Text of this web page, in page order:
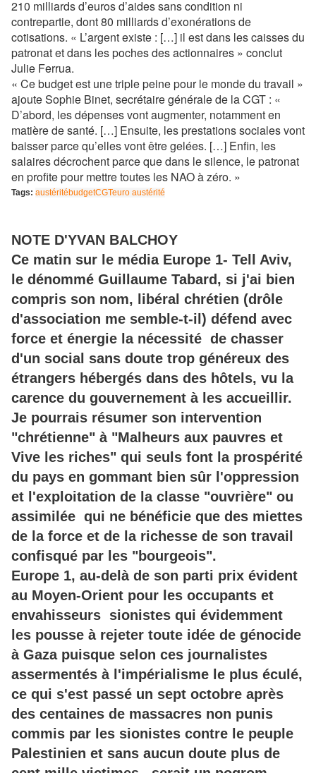
210 milliards d’euros d’aides sans condition ni
contrepartie, dont 80 milliards d’exonérations de
cotisations. « L’argent existe : […] il est dans les caisses du
patronat et dans les poches des actionnaires » conclut
Julie Ferrua.
« Ce budget est une triple peine pour le monde du travail »
ajoute Sophie Binet, secrétaire générale de la CGT : «
D’abord, les dépenses vont augmenter, notamment en
matière de santé. […] Ensuite, les prestations sociales vont
baisser parce qu’elles vont être gelées. […] Enfin, les
salaires décrochent parce que dans le silence, le patronat
en profite pour mettre toutes les NAO à zéro. »
Tags: austéritébudgetCGTeuro austérité
NOTE D'YVAN BALCHOY
Ce matin sur le média Europe 1- Tell Aviv,
le dénommé Guillaume Tabard, si j'ai bien
compris son nom, libéral chrétien (drôle
d'association me semble-t-il) défend avec
force et énergie la nécessité de chasser
d'un social sans doute trop généreux des
étrangers hébergés dans des hôtels, vu la
carence du gouvernement à les accueillir.
Je pourrais résumer son intervention
"chrétienne" à "Malheurs aux pauvres et
Vive les riches" qui seuls font la prospérité
du pays en gommant bien sûr l'oppression
et l'exploitation de la classe "ouvrière" ou
assimilée qui ne bénéficie que des miettes
de la force et de la richesse de son travail
confisqué par les "bourgeois".
Europe 1, au-delà de son parti prix évident
au Moyen-Orient pour les occupants et
envahisseurs sionistes qui évidemment
les pousse à rejeter toute idée de génocide
à Gaza puisque selon ces journalistes
assermentés à l'impérialisme le plus éculé,
ce qui s'est passé un sept octobre après
des centaines de massacres non punis
commis par les sionistes contre le peuple
Palestinien et sans aucun doute plus de